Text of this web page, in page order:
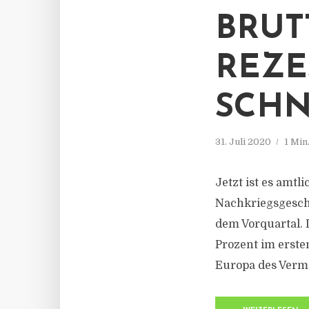
31. Juli 2020 1
Jetzt ist es
dem Vorquartal.
Prozent im
Europa des